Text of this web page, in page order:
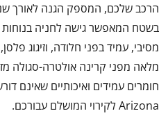
הרכב שלכם, המספק הגנה לאורך
בשטח המאפשר גישה לחניה בנוחות
מסיבי, עמיד בפני חלודה, וזיגוג
מלאה מפני קרינה אולטרה-סגולה
חומרים עמידים ואיכותיים שאינם
Arizona לקירוי המושלם עבורכם.